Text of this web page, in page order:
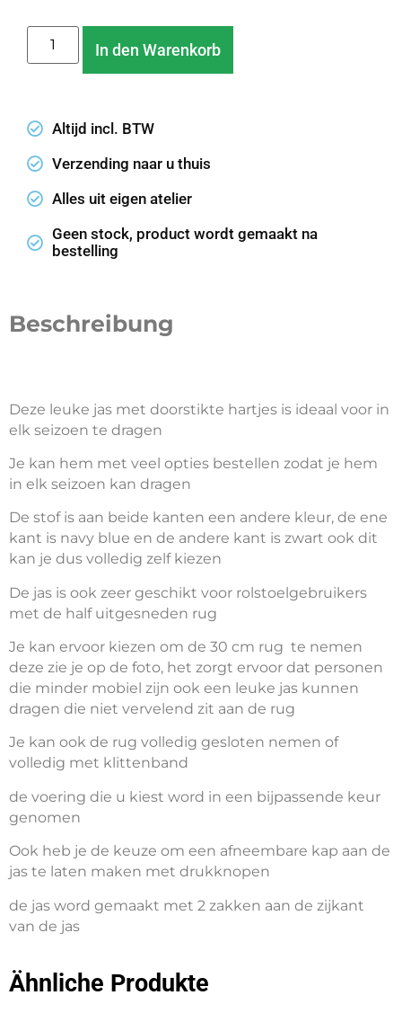
In den Warenkorb
Altijd incl. BTW
Verzending naar u thuis
Alles uit eigen atelier
Geen stock, product wordt gemaakt na
bestelling
Beschreibung
Deze leuke jas met doorstikte hartjes is ideaal voor in
elk seizoen te dragen
Je kan hem met veel opties bestellen zodat je hem
in elk seizoen kan dragen
De stof is aan beide kanten een andere kleur, de ene
kant is navy blue en de andere kant is zwart ook dit
kan je dus volledig zelf kiezen
De jas is ook zeer geschikt voor rolstoelgebruikers
met de half uitgesneden rug
Je kan ervoor kiezen om de 30 cm rug te nemen
deze zie je op de foto, het zorgt ervoor dat personen
die minder mobiel zijn ook een leuke jas kunnen
dragen die niet vervelend zit aan de rug
Je kan ook de rug volledig gesloten nemen of
volledig met klittenband
de voering die u kiest word in een bijpassende keur
genomen
Ook heb je de keuze om een afneembare kap aan de
jas te laten maken met drukknopen
de jas word gemaakt met 2 zakken aan de zijkant
van de jas
Ähnliche Produkte